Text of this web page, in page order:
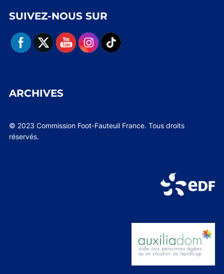
SUIVEZ-NOUS SUR
ARCHIVES
© 2023 Commission Foot-Fauteuil France. Tous droits
réservés.